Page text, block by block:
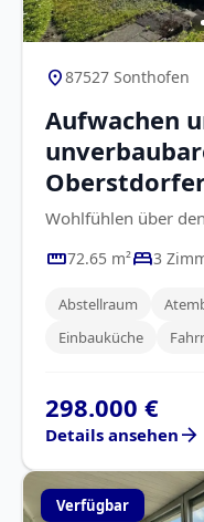
location_on87527 Sonthofen
Aufwachen
Wohlfühlen über
straighten72.65 m²bed3
Abstellraum
Einbauküche
298.000 €
Details ansehen arrow_forward
Verfügbar